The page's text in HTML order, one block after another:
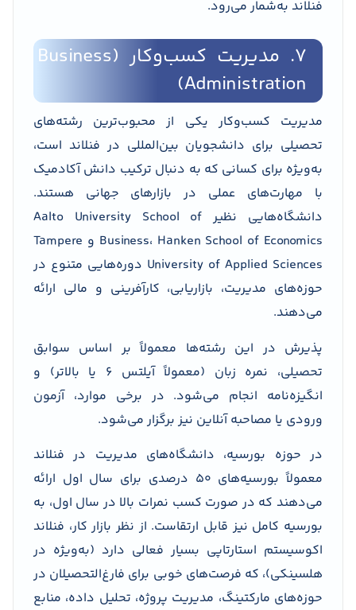
فنلاند به‌شمار می‌رود.
7. مدیریت کسب‌وکار (Business
Administration)
مدیریت کسب‌وکار یکی از محبوب‌ترین رشته‌های
تحصیلی برای دانشجویان بین‌المللی در فنلاند است،
به‌ویژه برای کسانی که به دنبال ترکیب دانش آکادمیک
با مهارت‌های عملی در بازارهای جهانی هستند.
دانشگاه‌هایی نظیر Aalto University School of
Business، Hanken School of Economics و Tampere
University of Applied Sciences دوره‌هایی متنوع در
حوزه‌های مدیریت، بازاریابی، کارآفرینی و مالی ارائه
می‌دهند.
پذیرش در این رشته‌ها معمولاً بر اساس سوابق
تحصیلی، نمره زبان (معمولاً آیلتس ۶ یا بالاتر) و
انگیزه‌نامه انجام می‌شود. در برخی موارد، آزمون
ورودی یا مصاحبه آنلاین نیز برگزار می‌شود.
در حوزه بورسیه، دانشگاه‌های مدیریت در فنلاند
معمولاً بورسیه‌های ۵۰ درصدی برای سال اول ارائه
می‌دهند که در صورت کسب نمرات بالا در سال اول، به
بورسیه کامل نیز قابل ارتقاست. از نظر بازار کار، فنلاند
اکوسیستم استارتاپی بسیار فعالی دارد (به‌ویژه در
هلسینکی)، که فرصت‌های خوبی برای فارغ‌التحصیلان در
حوزه‌های مارکتینگ، مدیریت پروژه، تحلیل داده، منابع